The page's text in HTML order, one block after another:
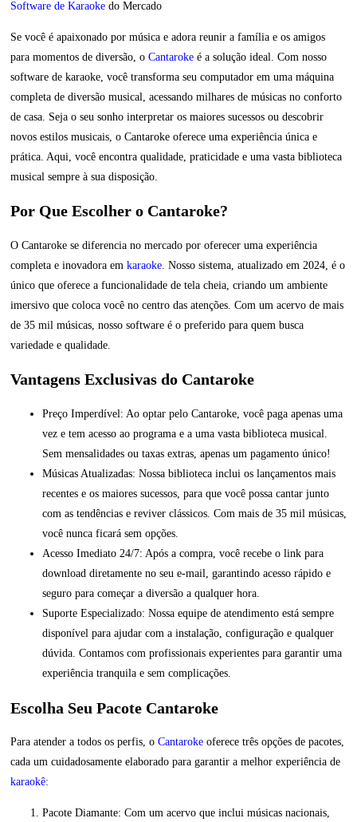
Software de Karaoke do Mercado
Se você é apaixonado por música e adora reunir a família e os amigos
para momentos de diversão, o Cantaroke é a solução ideal. Com nosso
software de karaoke, você transforma seu computador em uma máquina
completa de diversão musical, acessando milhares de músicas no conforto
de casa. Seja o seu sonho interpretar os maiores sucessos ou descobrir
novos estilos musicais, o Cantaroke oferece uma experiência única e
prática. Aqui, você encontra qualidade, praticidade e uma vasta biblioteca
musical sempre à sua disposição.
Por Que Escolher o Cantaroke?
O Cantaroke se diferencia no mercado por oferecer uma experiência
completa e inovadora em karaoke . Nosso sistema, atualizado em 2024, é o
único que oferece a funcionalidade de tela cheia, criando um ambiente
imersivo que coloca você no centro das atenções. Com um acervo de mais
de 35 mil músicas, nosso software é o preferido para quem busca
variedade e qualidade.
Vantagens Exclusivas do Cantaroke
Preço Imperdível: Ao optar pelo Cantaroke, você paga apenas uma
vez e tem acesso ao programa e a uma vasta biblioteca musical.
Sem mensalidades ou taxas extras, apenas um pagamento único!
Músicas Atualizadas: Nossa biblioteca inclui os lançamentos mais
recentes e os maiores sucessos, para que você possa cantar junto
com as tendências e reviver clássicos. Com mais de 35 mil músicas,
você nunca ficará sem opções.
Acesso Imediato 24/7: Após a compra, você recebe o link para
download diretamente no seu e-mail, garantindo acesso rápido e
seguro para começar a diversão a qualquer hora.
Suporte Especializado: Nossa equipe de atendimento está sempre
disponível para ajudar com a instalação, configuração e qualquer
dúvida. Contamos com profissionais experientes para garantir uma
experiência tranquila e sem complicações.
Escolha Seu Pacote Cantaroke
Para atender a todos os perfis, o Cantaroke oferece três opções de pacotes,
cada um cuidadosamente elaborado para garantir a melhor experiência de
karaokê:
Pacote Diamante: Com um acervo que inclui músicas nacionais,